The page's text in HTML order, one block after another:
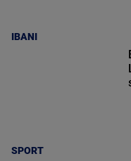
IBANI
SPORT